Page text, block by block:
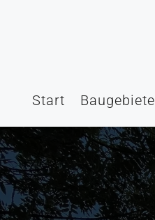
Start Baugebiete